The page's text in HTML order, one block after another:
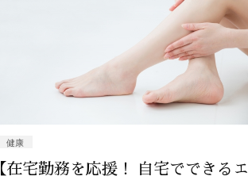
健康
【在宅勤務を応援！ 自宅でできるエ